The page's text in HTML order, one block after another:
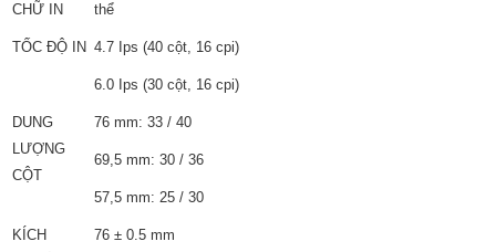
CHỮ IN
thể
TỐC ĐỘ IN 4.7 Ips (40 cột, 16 cpi)
6.0 Ips (30 cột, 16 cpi)
DUNG
LƯỢNG
CỘT
76 mm: 33 / 40
69,5 mm: 30 / 36
57,5 mm: 25 / 30
KÍCH
76 ± 0.5 mm